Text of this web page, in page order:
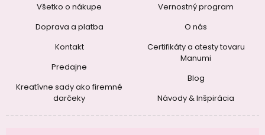
Všetko o nákupe
Doprava a platba
Kontakt
Predajne
Kreatívne sady ako firemné
darčeky
Vernostný program
O nás
Certifikáty a atesty tovaru
Manumi
Blog
Návody & Inšpirácia